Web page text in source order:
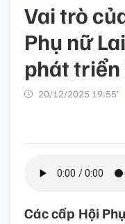
Vai trò
Phụ nữ
phát triển
20/12/2025 19:55’
Các cấp Hội